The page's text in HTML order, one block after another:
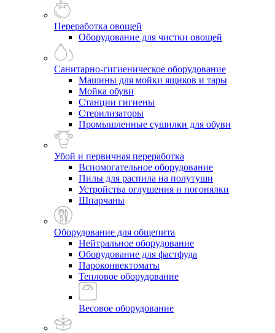
Переработка овощей
Оборудование для чистки овощей
Санитарно-гигиеническое оборудование
Машины для мойки ящиков и тары
Мойка обуви
Станции гигиены
Стерилизаторы
Промышленные сушилки для обуви
Убой и первичная переработка
Вспомогательное оборудование
Пилы для распила на полутуши
Устройства оглушения и погонялки
Шпарчаны
Оборудование для общепита
Нейтральное оборудование
Оборудование для фастфуда
Пароконвектоматы
Тепловое оборудование
Весовое оборудование